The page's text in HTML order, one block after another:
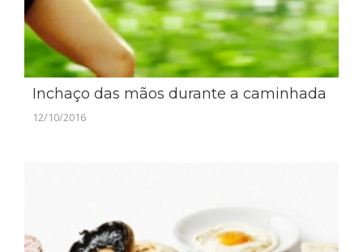
Inchaço das mãos durante a caminhada
12/10/2016